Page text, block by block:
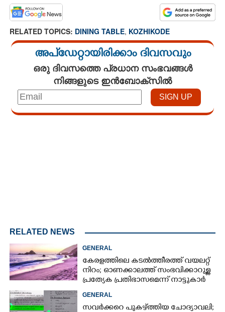
RELATED TOPICS: DINING TABLE, KOZHIKODE
അപ്ഡേറ്റായിരിക്കാം ദിവസവും
ഒരു ദിവസത്തെ പ്രധാന സംഭവങ്ങൾ
നിങ്ങളുടെ ഇൻബോക്സിൽ
RELATED NEWS
GENERAL
കേരളത്തിലെ കടൽത്തീരത്ത് വയലറ്റ്
നിറം; ഓണക്കാലത്ത് സംഭവിക്കാറുള്ള
പ്രത്യേക പ്രതിഭാസമെന്ന് നാട്ടുകാർ
GENERAL
സവർക്കറെ പുകഴ്ത്തിയ ചോദ്യാവലി;